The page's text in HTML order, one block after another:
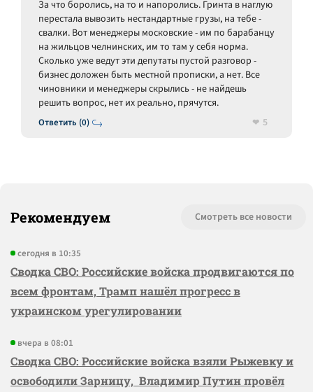
Ответить (0)
За что боролись, на то и напоролись. Гринта в наглую
перестала вывозить нестандартные грузы, на тебе -
свалки. Вот менеджеры московские - им по барабанцу
на жильцов челнинских, им то там у себя норма.
Сколько уже ведут эти депутаты пустой разговор -
бизнес доложен быть местной прописки, а нет. Все
чиновники и менеджеры скрылись - не найдешь
решить вопрос, нет их реально, прячутся.
5
Рекомендуем Смотреть все новости
сегодня в 10:35
Сводка СВО: Российские войска продвигаются по
всем фронтам, Трамп нашёл прогресс в
украинском урегулировании
вчера в 08:01
Сводка СВО: Российские войска взяли Рыжевку и
освободили Зарницу, Владимир Путин провёл